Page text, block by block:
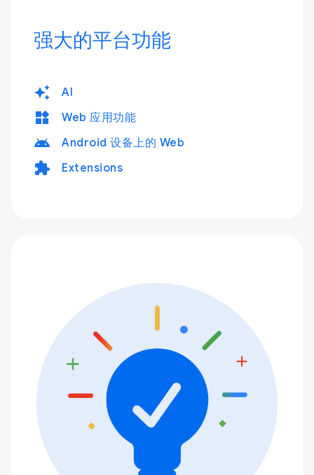
强大的平台功能
auto_awesome AI
widgets Web 应用功能
android Android 设备上的 Web
extension Extensions